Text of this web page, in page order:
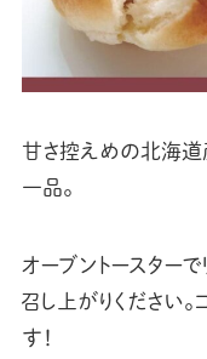
甘さ控えめの北海道
一品。
オーブントースター
召し上がりください
す！